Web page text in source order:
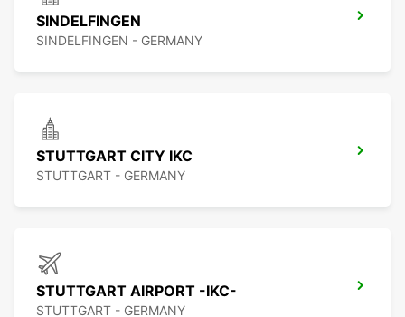
SINDELFINGEN
SINDELFINGEN - GERMANY
STUTTGART CITY IKC
STUTTGART - GERMANY
STUTTGART AIRPORT -IKC-
STUTTGART - GERMANY